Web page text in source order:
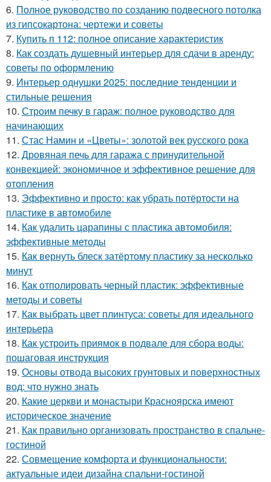
6. Полное руководство по созданию подвесного потолка
из гипсокартона: чертежи и советы
7. Купить п 112: полное описание характеристик
8. Как создать душевный интерьер для сдачи в аренду:
советы по оформлению
9. Интерьер однушки 2025: последние тенденции и
стильные решения
10. Строим печку в гараж: полное руководство для
начинающих
11. Стас Намин и «Цветы»: золотой век русского рока
12. Дровяная печь для гаража с принудительной
конвекцией: экономичное и эффективное решение для
отопления
13. Эффективно и просто: как убрать потёртости на
пластике в автомобиле
14. Как удалить царапины с пластика автомобиля:
эффективные методы
15. Как вернуть блеск затёртому пластику за несколько
минут
16. Как отполировать черный пластик: эффективные
методы и советы
17. Как выбрать цвет плинтуса: советы для идеального
интерьера
18. Как устроить приямок в подвале для сбора воды:
пошаговая инструкция
19. Основы отвода высоких грунтовых и поверхностных
вод: что нужно знать
20. Какие церкви и монастыри Красноярска имеют
историческое значение
21. Как правильно организовать пространство в спальне-
гостиной
22. Совмещение комфорта и функциональности:
актуальные идеи дизайна спальни-гостиной